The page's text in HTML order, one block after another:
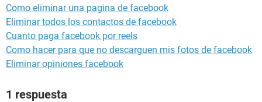
Como eliminar una pagina de facebook
Eliminar todos los contactos de facebook
Cuanto paga facebook por reels
Como hacer para que no descarguen mis fotos de facebook
Eliminar opiniones facebook
1 respuesta